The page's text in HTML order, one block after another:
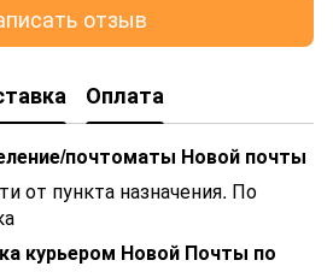
отзыв
Оплата
почтоматы Новой почты
от пункта назначения. По
курьером Новой Почты по